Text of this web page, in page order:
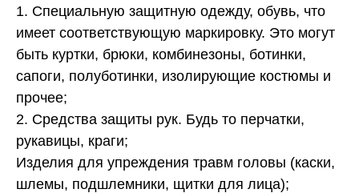
1. Специальную защитную одежду, обувь, что
имеет соответствующую маркировку. Это могут
быть куртки, брюки, комбинезоны, ботинки,
сапоги, полуботинки, изолирующие костюмы и
прочее;
2. Средства защиты рук. Будь то перчатки,
рукавицы, краги;
Изделия для упреждения травм головы (каски,
шлемы, подшлемники, щитки для лица);